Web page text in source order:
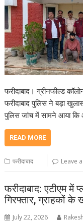
फरीदाबाद। ग्रीनफील्ड
फरीदाबाद पुलिस ने बड़ा
पुलिस जांच में सामने आया कि
READ MORE
फरीदाबाद Leave
फरीदाबाद: एटीएम में
गिरफ्तार, ग्राहकों
July 22, 2026